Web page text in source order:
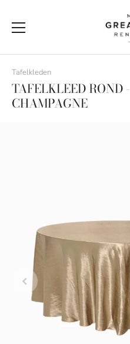
content
Tafelkleden
TAFELKLEED ROND -
CHAMPAGNE